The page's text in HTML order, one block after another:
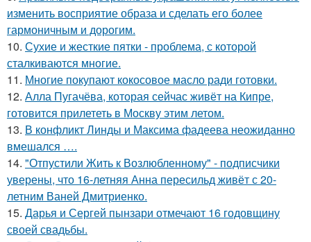
изменить восприятие образа и сделать его более
гармоничным и дорогим.
10. Сухие и жесткие пятки - проблема, с которой
сталкиваются многие.
11. Многие покупают кокосовое масло ради готовки.
12. Алла Пугачёва, которая сейчас живёт на Кипре,
готовится прилететь в Москву этим летом.
13. В конфликт Линды и Максима фадеева неожиданно
вмешался ….
14. "Отпустили Жить к Возлюбленному" - подписчики
уверены, что 16-летняя Анна пересильд живёт с 20-
летним Ваней Дмитриенко.
15. Дарья и Сергей пынзари отмечают 16 годовщину
своей свадьбы.